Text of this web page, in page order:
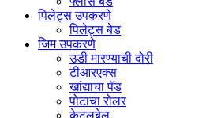
पिलेट्स उपकरणे
पिलेट्स बेड
जिम उपकरणे
उडी मारण्याची दोरी
टीआरएक्स
खांद्याचा पॅड
पोटाचा रोलर
केटलबेल